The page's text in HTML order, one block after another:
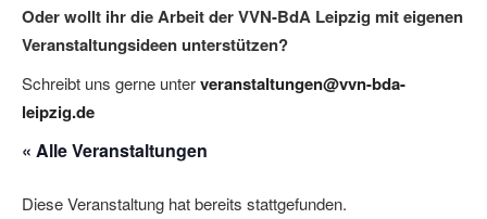
Oder wollt ihr die Arbeit der VVN-BdA Leipzig mit eigenen
Veranstaltungsideen unterstützen?
Schreibt uns gerne unterveranstaltungen@vvn-bda-
leipzig.de
« Alle Veranstaltungen
Diese Veranstaltung hat bereits stattgefunden.